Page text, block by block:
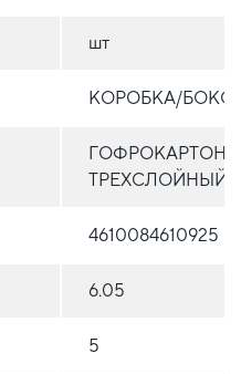
шт
КОРОБКА/БОКС
ГОФРОКАРТОН
ТРЕХСЛОЙНЫЙ
4610084610925
6.05
5